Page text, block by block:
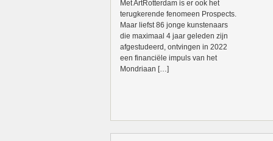
Met ArtRotterdam is er ook het
terugkerende fenomeen Prospects.
Maar liefst 86 jonge kunstenaars
die maximaal 4 jaar geleden zijn
afgestudeerd, ontvingen in 2022
een financiële impuls van het
Mondriaan […]